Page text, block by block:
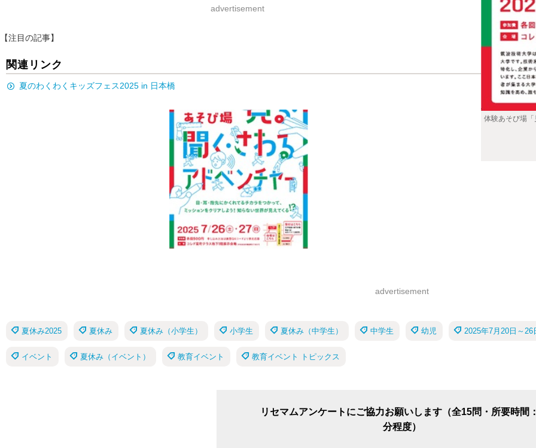
体験あそび場
advertisement
【注目の記事】
関連リンク
夏のわくわくキッズフェス2025 in 日本橋
advertisement
夏休み2025 夏休み 夏休み（小学生） 小学生 夏休み（中学生） 中学生 幼児 2025年7月20日～
イベント 夏休み（イベント） 教育イベント 教育イベント トピックス
リセマムアンケートにご協力お願いします（全15問・所要時間
分程度）